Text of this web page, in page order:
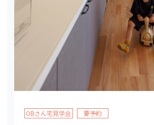
OBさん宅見学会 要予約